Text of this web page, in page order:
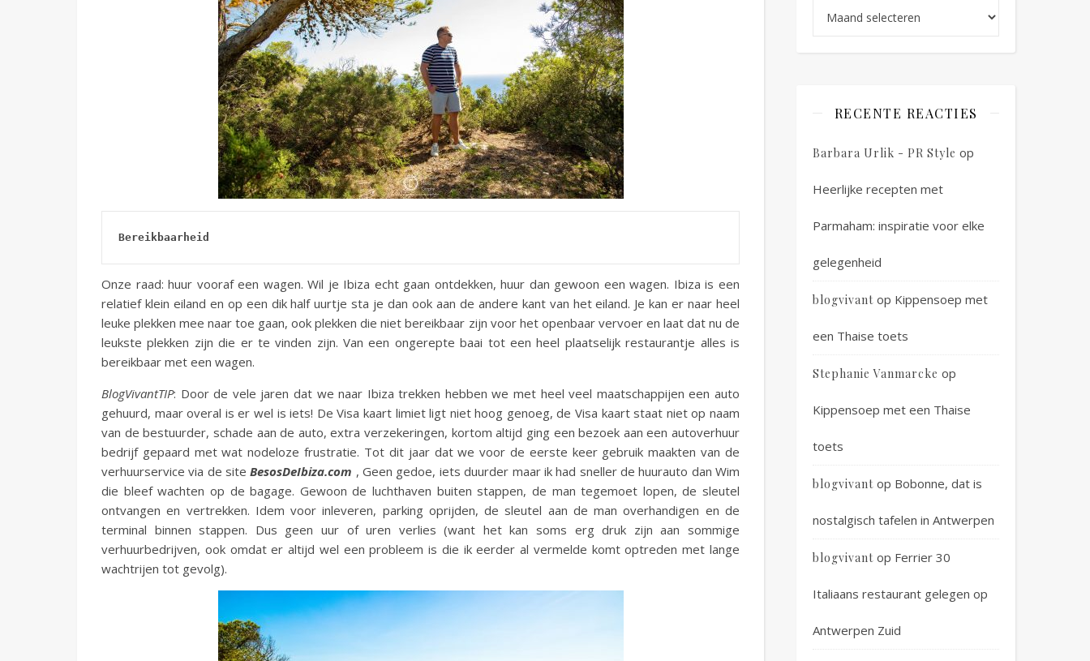
Bereikbaarheid
Onze raad: huur vooraf een wagen. Wil je Ibiza echt gaan ontdekken, huur dan gewoon een wagen. Ibiza is een
relatief klein eiland en op een dik half uurtje sta je dan ook aan de andere kant van het eiland. Je kan er naar heel
leuke plekken mee naar toe gaan, ook plekken die niet bereikbaar zijn voor het openbaar vervoer en laat dat nu de
leukste plekken zijn die er te vinden zijn. Van een ongerepte baai tot een heel plaatselijk restaurantje alles is
bereikbaar met een wagen.
BlogVivantTIP: Door de vele jaren dat we naar Ibiza trekken hebben we met heel veel maatschappijen een auto
gehuurd, maar overal is er wel is iets! De Visa kaart limiet ligt niet hoog genoeg, de Visa kaart staat niet op naam
van de bestuurder, schade aan de auto, extra verzekeringen, kortom altijd ging een bezoek aan een autoverhuur
bedrijf gepaard met wat nodeloze frustratie. Tot dit jaar dat we voor de eerste keer gebruik maakten van de
verhuurservice via de siteBesosDeIbiza.com , Geen gedoe, iets duurder maar ik had sneller de huurauto dan Wim
die bleef wachten op de bagage. Gewoon de luchthaven buiten stappen, de man tegemoet lopen, de sleutel
ontvangen en vertrekken. Idem voor inleveren, parking oprijden, de sleutel aan de man overhandigen en de
terminal binnen stappen. Dus geen uur of uren verlies (want het kan soms erg druk zijn aan sommige
verhuurbedrijven, ook omdat er altijd wel een probleem is die ik eerder al vermelde komt optreden met lange
wachtrijen tot gevolg).
RECENTE REACTIES
Barbara Urlik - PR Style op
Heerlijke recepten met
Parmaham: inspiratie voor elke
gelegenheid
blogvivant op Kippensoep met
een Thaise toets
Stephanie Vanmarcke op
Kippensoep met een Thaise
toets
blogvivant op Bobonne, dat is
nostalgisch tafelen in Antwerpen
blogvivant op Ferrier 30
Italiaans restaurant gelegen op
Antwerpen Zuid